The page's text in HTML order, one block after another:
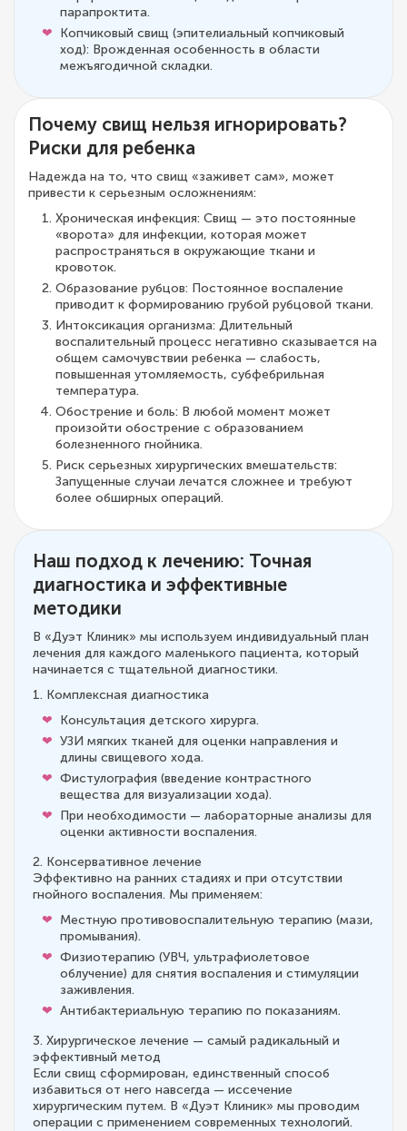
парапроктита.
Копчиковый свищ (эпителиальный копчиковый
ход): Врожденная особенность в области
межъягодичной складки.
Почему свищ нельзя игнорировать?
Риски для ребенка
Надежда на то, что свищ «заживет сам», может
привести к серьезным осложнениям:
Хроническая инфекция: Свищ — это постоянные
«ворота» для инфекции, которая может
распространяться в окружающие ткани и
кровоток.
Образование рубцов: Постоянное воспаление
приводит к формированию грубой рубцовой ткани.
Интоксикация организма: Длительный
воспалительный процесс негативно сказывается на
общем самочувствии ребенка — слабость,
повышенная утомляемость, субфебрильная
температура.
Обострение и боль: В любой момент может
произойти обострение с образованием
болезненного гнойника.
Риск серьезных хирургических вмешательств:
Запущенные случаи лечатся сложнее и требуют
более обширных операций.
Наш подход к лечению: Точная
диагностика и эффективные
методики
В «Дуэт Клиник» мы используем индивидуальный план
лечения для каждого маленького пациента, который
начинается с тщательной диагностики.
1. Комплексная диагностика
Консультация детского хирурга.
УЗИ мягких тканей для оценки направления и
длины свищевого хода.
Фистулография (введение контрастного
вещества для визуализации хода).
При необходимости — лабораторные анализы для
оценки активности воспаления.
2. Консервативное лечение
Эффективно на ранних стадиях и при отсутствии
гнойного воспаления. Мы применяем:
Местную противовоспалительную терапию (мази,
промывания).
Физиотерапию (УВЧ, ультрафиолетовое
облучение) для снятия воспаления и стимуляции
заживления.
Антибактериальную терапию по показаниям.
3. Хирургическое лечение — самый радикальный и
эффективный метод
Если свищ сформирован, единственный способ
избавиться от него навсегда — иссечение
хирургическим путем. В «Дуэт Клиник» мы проводим
операции с применением современных технологий.